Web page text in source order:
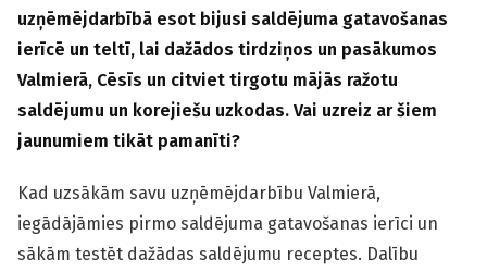
uzņēmējdarbībā esot bijusi saldējuma gatavošanas
ierīcē un teltī, lai dažādos tirdziņos un pasākumos
Valmierā, Cēsīs un citviet tirgotu mājās ražotu
saldējumu un korejiešu uzkodas. Vai uzreiz ar šiem
jaunumiem tikāt pamanīti?
Kad uzsākām savu uzņēmējdarbību Valmierā,
iegādājāmies pirmo saldējuma gatavošanas ierīci un
sākām testēt dažādas saldējumu receptes. Dalību